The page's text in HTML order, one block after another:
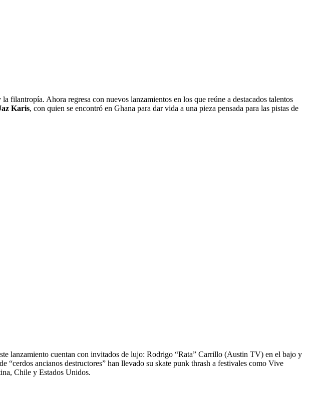
Ahora regresa con nuevos lanzamientos en los que reúne a destacados talentos
Karis, con quien se encontró en Ghana para dar vida a una pieza pensada para las pistas de
lanzamiento cuentan con invitados de lujo: Rodrigo “Rata” Carrillo (Austin TV) en el bajo y
ancianos destructores” han llevado su skate punk thrash a festivales como Vive
Chile y Estados Unidos.